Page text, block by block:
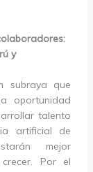
y
subraya que
oportunidad
talento
artificial de
mejor
Por el